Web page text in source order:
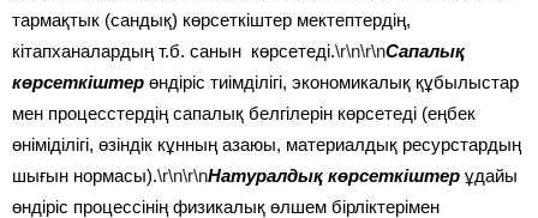
тармақтык (сандық) көрсеткіштер мектептердің,
кітапханалардың т.б. санын көрсетеді.\r\n\r\nСапалық
көрсеткіштер өндіріс тиімділігі, экономикалық құбылыстар
мен процесстердің сапалық белгілерін көрсетеді (еңбек
өніміділігі, өзіндік кұнның азаюы, материалдық ресурстардың
шығын нормасы).\r\n\r\nНатуралдық көрсеткіштер ұдайы
өндіріс процессінің физикалық өлшем бірліктерімен